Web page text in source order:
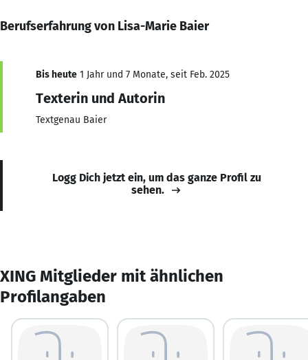
Berufserfahrung von Lisa-Marie Baier
Bis heute 1 Jahr und 7 Monate, seit Feb. 2025
Texterin und Autorin
Textgenau Baier
Logg Dich jetzt ein, um das ganze Profil zu
sehen.
XING Mitglieder mit ähnlichen
Profilangaben